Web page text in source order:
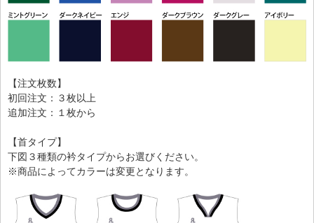
【注文枚数】
初回注文：３枚以上
追加注文：１枚から
【首タイプ】
下図３種類の衿タイプからお選びください。
※商品によってカラーは変更となります。